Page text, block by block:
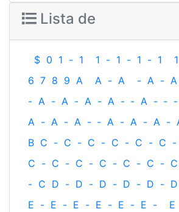
Lista de
$ 0 1 - 1 1 - 1 - 1 - 1 1
6 7 8 9 A A - A - A - A
- A - A - A - A - ‐ A - ‐ -
A - A - A - ‐ A - A - A -
B C - C - C - C - C - C -
C - C - C - C - C - C - C
- C D - D - D - D - D - D
E - E - E - E - E - E - E